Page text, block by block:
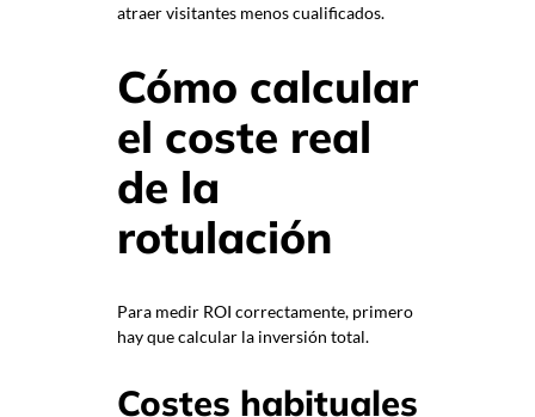
atraer visitantes menos cualificados.
Cómo calcular
el coste real
de la
rotulación
Para medir ROI correctamente, primero
hay que calcular la inversión total.
Costes habituales